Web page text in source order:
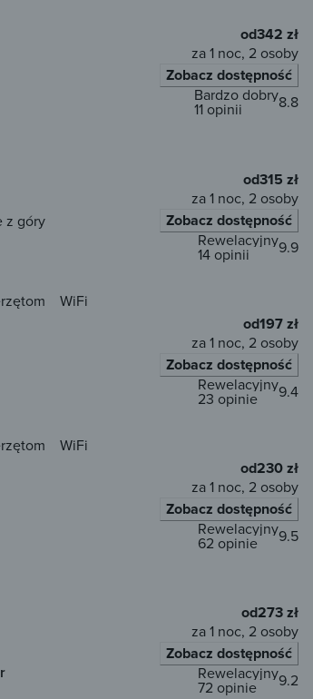
od342 zł
za 1 noc, 2 osoby
Zobacz dostępność
8.8
Bardzo dobry
11 opinii
z góry
od315 zł
za 1 noc, 2 osoby
Zobacz dostępność
9.9
Rewelacyjny
14 opinii
WiFi
od197 zł
za 1 noc, 2 osoby
Zobacz dostępność
9.4
Rewelacyjny
23 opinie
WiFi
od230 zł
za 1 noc, 2 osoby
Zobacz dostępność
9.5
Rewelacyjny
62 opinie
od273 zł
za 1 noc, 2 osoby
Zobacz dostępność
9.2
Rewelacyjny
72 opinie